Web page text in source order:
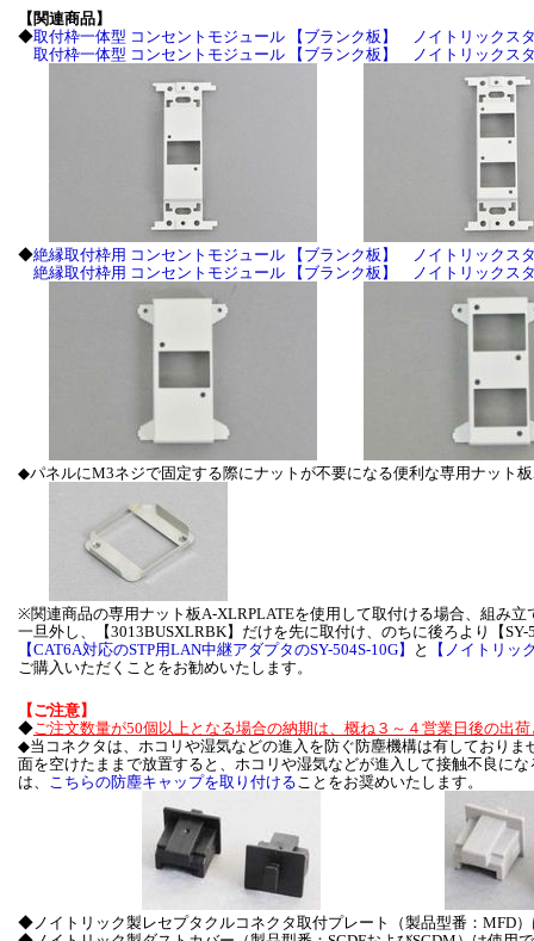
【関連商品】
◆取付枠一体型 コンセントモジュール 【ブランク板】 ノイトリックス
取付枠一体型 コンセントモジュール 【ブランク板】 ノイトリックス
◆絶縁取付枠用 コンセントモジュール 【ブランク板】 ノイトリックス
絶縁取付枠用 コンセントモジュール 【ブランク板】 ノイトリックス
◆パネルにM3ネジで固定する際にナットが不要になる便利な専用ナット板
※関連商品の専用ナット板A-XLRPLATEを使用して取付ける場合、組み立
一旦外し、【3013BUSXLRBK】だけを先に取付け、のちに後ろより【
【CAT6A対応のSTP用LAN中継アダプタのSY-504S-10G】
と
【ノイトリ
ご購入いただくことをお勧めいたします。
【ご注意】
◆ ご注文数量が50個以上となる場合の納期は、概ね３～４営業日後の出
◆当コネクタは、ホコリや湿気などの進入を防ぐ防塵機構は有しており
面を空けたままで放置すると、ホコリや湿気などが進入して接触不良に
は、
こちらの防塵キャップを取り付ける ことをお奨めいたします。
◆ノイトリック製レセプタクルコネクタ取付プレート（製品型番：MFD